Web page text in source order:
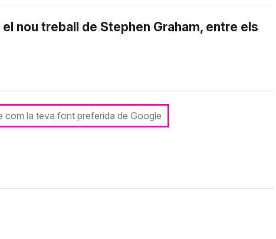
nou treball de Stephen Graham, entre els
com la teva font preferida de Google